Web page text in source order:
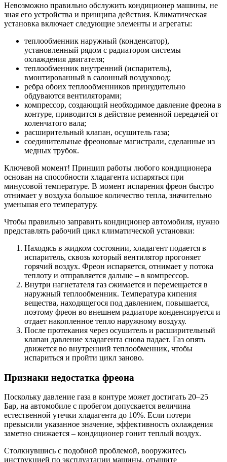
Невозможно правильно обслужить кондиционер машины, не
зная его устройства и принципа действия. Климатическая
установка включает следующие элементы и агрегаты:
теплообменник наружный (конденсатор),
установленный рядом с радиатором системы
охлаждения двигателя;
теплообменник внутренний (испаритель),
вмонтированный в салонный воздуховод;
ребра обоих теплообменников принудительно
обдуваются вентиляторами;
компрессор, создающий необходимое давление фреона в
контуре, приводится в действие ременной передачей от
коленчатого вала;
расширительный клапан, осушитель газа;
соединительные фреоновые магистрали, сделанные из
медных трубок.
Ключевой момент! Принцип работы любого кондиционера
основан на способности хладагента испаряться при
минусовой температуре. В момент испарения фреон быстро
отнимает у воздуха большое количество тепла, значительно
уменьшая его температуру.
Чтобы правильно заправить кондиционер автомобиля, нужно
представлять рабочий цикл климатической установки:
Находясь в жидком состоянии, хладагент подается в
испаритель, сквозь который вентилятор прогоняет
горячий воздух. Фреон испаряется, отнимает у потока
теплоту и отправляется дальше – в компрессор.
Внутри нагнетателя газ сжимается и перемещается в
наружный теплообменник. Температура кипения
вещества, находящегося под давлением, повышается,
поэтому фреон во внешнем радиаторе конденсируется и
отдает накопленное тепло наружному воздуху.
После протекания через осушитель и расширительный
клапан давление хладагента снова падает. Газ опять
движется во внутренний теплообменник, чтобы
испариться и пройти цикл заново.
Признаки недостатка фреона
Поскольку давление газа в контуре может достигать 20–25
Бар, на автомобиле с пробегом допускается величина
естественной утечки хладагента до 10%. Если потери
превысили указанное значение, эффективность охлаждения
заметно снижается – кондиционер гонит теплый воздух.
Столкнувшись с подобной проблемой, вооружитесь
инструкцией по эксплуатации машины, отыщите